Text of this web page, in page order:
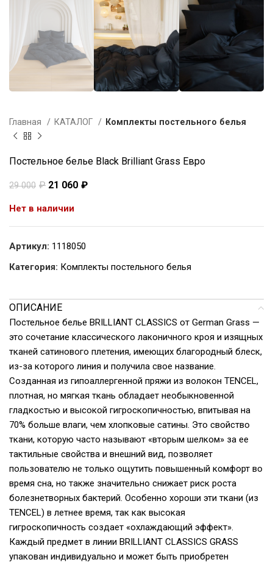
Главная КАТАЛОГ Комплекты постельного белья
Постельное белье Black Brilliant Grass Евро
29 000 ₽ 21 060 ₽
Нет в наличии
Артикул: 1118050
Категория: Комплекты постельного белья
ОПИСАНИЕ
Постельное белье BRILLIANT CLASSICS от German Grass —
это сочетание классического лаконичного кроя и изящных
тканей сатинового плетения, имеющих благородный блеск,
из-за которого линия и получила свое название.
Созданная из гипоаллергенной пряжи из волокон TENCEL,
плотная, но мягкая ткань обладает необыкновенной
гладкостью и высокой гигроскопичностью, впитывая на
70% больше влаги, чем хлопковые сатины. Это свойство
ткани, которую часто называют «вторым шелком» за ее
тактильные свойства и внешний вид, позволяет
пользователю не только ощутить повышенный комфорт во
время сна, но также значительно снижает риск роста
болезнетворных бактерий. Особенно хороши эти ткани (из
TENCEL) в летнее время, так как высокая
гигроскопичность создает «охлаждающий эффект».
Каждый предмет в линии BRILLIANT CLASSICS GRASS
упакован индивидуально и может быть приобретен